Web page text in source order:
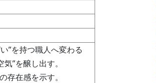
”を持つ職人へ変わる
”を醸し出す。
存在感を示す。